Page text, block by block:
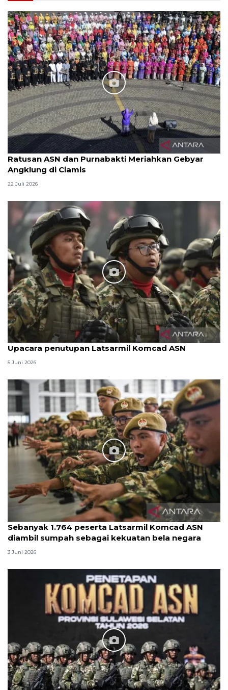
Ratusan ASN dan Purnabakti Meriahkan Gebyar
Angklung di Ciamis
22 Juli 2026
Upacara penutupan Latsarmil Komcad ASN
5 Juni 2026
Sebanyak 1.764 peserta Latsarmil Komcad ASN
diambil sumpah sebagai kekuatan bela negara
3 Juni 2026